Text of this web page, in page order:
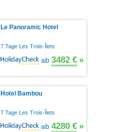
Le Panoramic Hotel
7 Tage Les Trois-Îlets
ab 3482 € »
Hotel Bambou
7 Tage Les Trois-Îlets
ab 4280 € »